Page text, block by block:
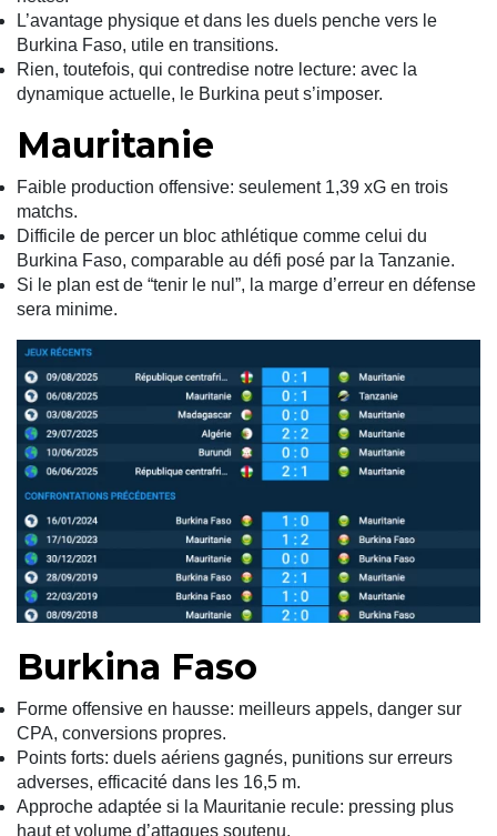
L’avantage physique et dans les duels penche vers le
Burkina Faso, utile en transitions.
Rien, toutefois, qui contredise notre lecture: avec la
dynamique actuelle, le Burkina peut s’imposer.
Mauritanie
Faible production offensive: seulement 1,39 xG en trois
matchs.
Difficile de percer un bloc athlétique comme celui du
Burkina Faso, comparable au défi posé par la Tanzanie.
Si le plan est de “tenir le nul”, la marge d’erreur en défense
sera minime.
Burkina Faso
Forme offensive en hausse: meilleurs appels, danger sur
CPA, conversions propres.
Points forts: duels aériens gagnés, punitions sur erreurs
adverses, efficacité dans les 16,5 m.
Approche adaptée si la Mauritanie recule: pressing plus
haut et volume d’attaques soutenu.